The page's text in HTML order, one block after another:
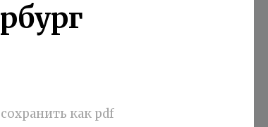
сохранить как pdf